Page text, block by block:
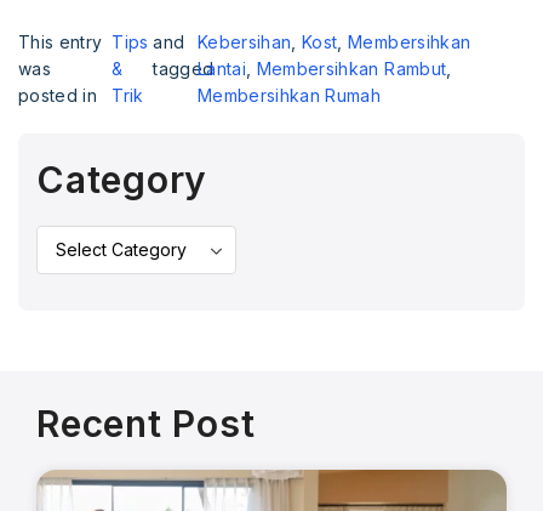
This entry
was
posted in
Tips
&
Trik
and
tagged
Kebersihan ,Kost ,Membersihkan
Lantai Membersihkan Rambut
Membersihkan Rumah
Category
Recent Post